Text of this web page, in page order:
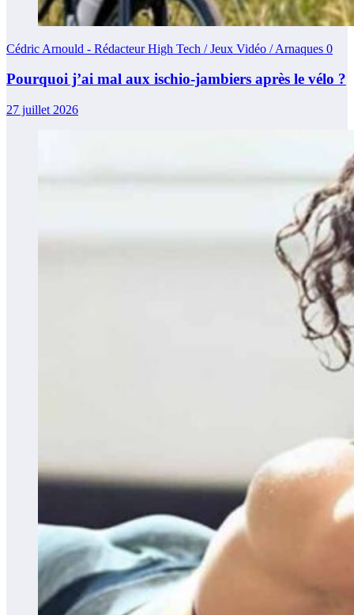
Cédric Arnould - Rédacteur High Tech / Jeux Vidéo / Arnaques 0
Pourquoi j’ai mal aux ischio-jambiers après le vélo ?
27 juillet 2026